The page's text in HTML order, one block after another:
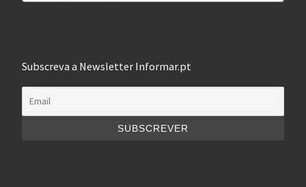
Subscreva a Newsletter Informar.pt